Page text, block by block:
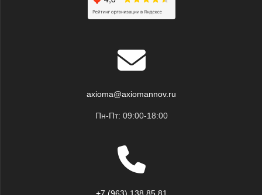
axioma@axiomannov.ru
Пн-Пт: 09:00-18:00
+7 (963) 138 85 81